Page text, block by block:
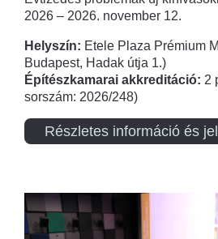
2026 – 2026. november 12.
Helyszín: Etele Plaza Prémium
Budapest, Hadak útja 1.)
Építészkamarai akkreditáció: 2
sorszám: 2026/248)
Részletes információ és